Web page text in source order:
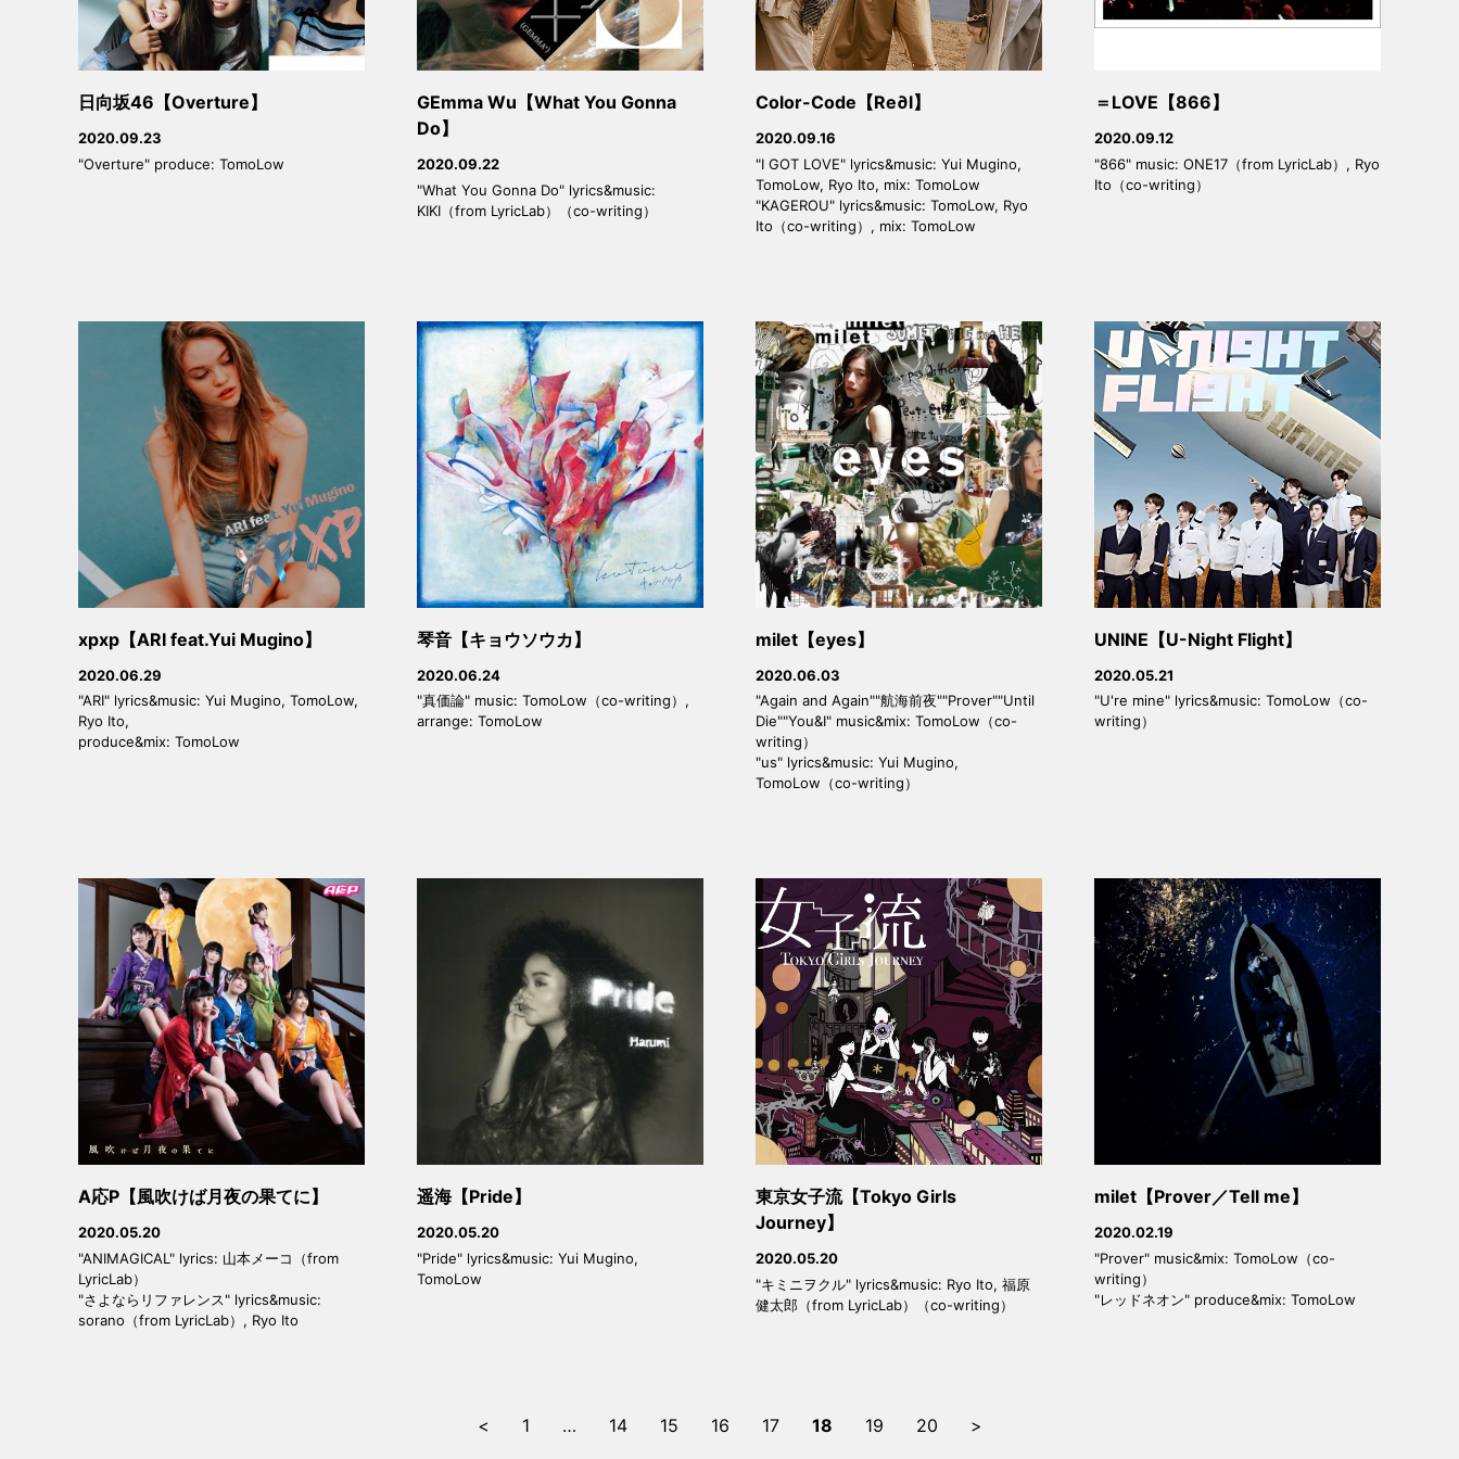
日向坂46【Overture】
2020.09.23
"Overture" produce: TomoLow
GEmma Wu【What You Gonna
Do】
2020.09.22
"What You Gonna Do" lyrics&music:
KIKI（from LyricLab）（co-writing）
Color-Code【Re∂l】
2020.09.16
"I GOT LOVE" lyrics&music: Yui Mugino,
TomoLow, Ryo Ito, mix: TomoLow
"KAGEROU" lyrics&music: TomoLow, Ryo
Ito（co-writing）, mix: TomoLow
＝LOVE【866】
2020.09.12
"866" music: ONE17（from LyricLab）, Ryo
Ito（co-writing）
xpxp【ARI feat.Yui Mugino】
2020.06.29
"ARI" lyrics&music: Yui Mugino, TomoLow,
Ryo Ito,
produce&mix: TomoLow
琴音【キョウソウカ】
2020.06.24
"真価論" music: TomoLow（co-writing）,
arrange: TomoLow
milet【eyes】
2020.06.03
"Again and Again""航海前夜""Prover""Until
Die""You&I" music&mix: TomoLow（co-
writing）
"us" lyrics&music: Yui Mugino,
TomoLow（co-writing）
UNINE【U-Night Flight】
2020.05.21
"U're mine" lyrics&music: TomoLow（co-
writing）
A応P【風吹けば月夜の果てに】
2020.05.20
"ANIMAGICAL" lyrics: 山本メーコ（from
LyricLab）
"さよならリファレンス" lyrics&music:
sorano（from LyricLab）, Ryo Ito
遥海【Pride】
2020.05.20
"Pride" lyrics&music: Yui Mugino,
TomoLow
東京女子流【Tokyo Girls
Journey】
2020.05.20
"キミニヲクル" lyrics&music: Ryo Ito, 福原
健太郎（from LyricLab）（co-writing）
milet【Prover／Tell me】
2020.02.19
"Prover" music&mix: TomoLow（co-
writing）
"レッドネオン" produce&mix: TomoLow
< 1 … 14 15 16 17 18 19 20 >